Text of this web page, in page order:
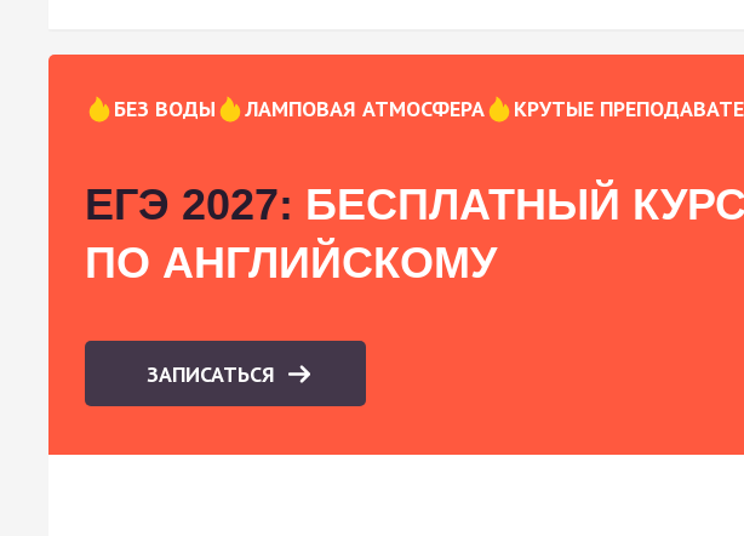
БЕЗ ВОДЫ ЛАМПОВАЯ АТМОСФЕРА КРУТЫЕ
ЕГЭ 2027: БЕСПЛАТНЫЙ КУРС
ПО АНГЛИЙСКОМУ
ЗАПИСАТЬСЯ